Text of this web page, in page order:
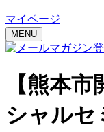
マイページ
MENU
【熊本市
シャルセ